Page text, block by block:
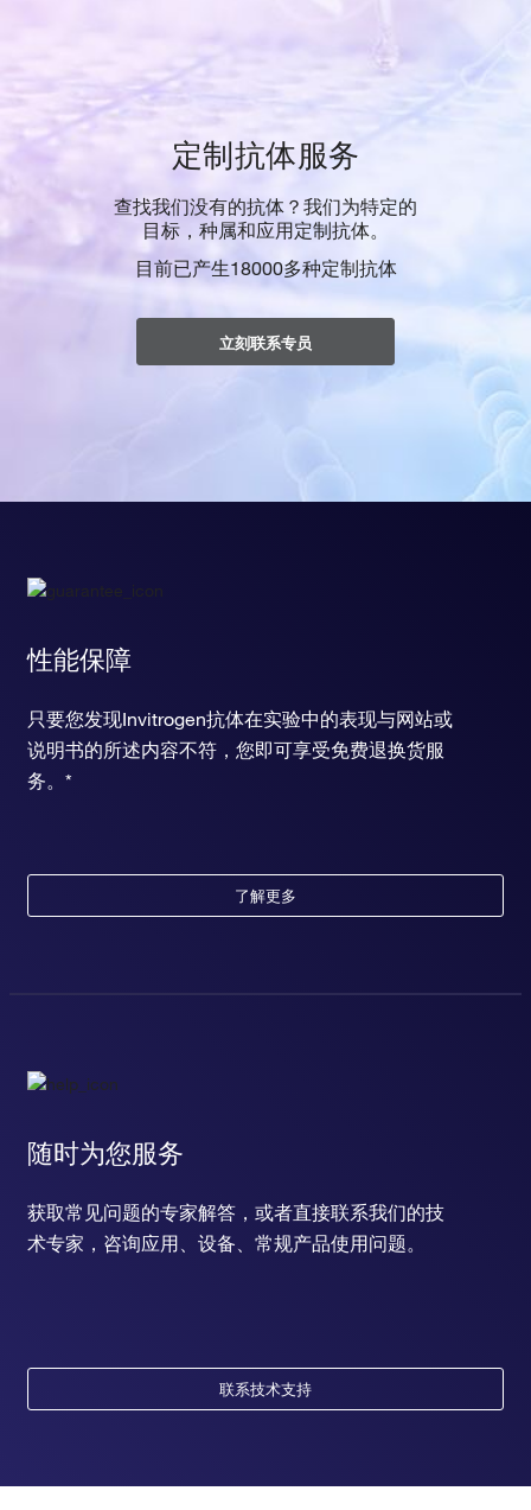
定制抗体服务
查找我们没有的抗体？我们为特定的
目标，种属和应用定制抗体。
目前已产生18000多种定制抗体
立刻联系专员
性能保障
只要您发现Invitrogen抗体在实验中的表现与网站或
说明书的所述内容不符，您即可享受免费退换货服
务。*
了解更多
随时为您服务
获取常见问题的专家解答，或者直接联系我们的技
术专家，咨询应用、设备、常规产品使用问题。
联系技术支持